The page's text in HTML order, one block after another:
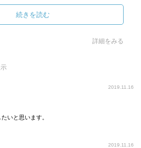
のすべての回が閲覧可能です。
刊大極宮」のうち、2001年2月20日か
にアップされたものを編集して出版し
日分として大沢、宮部、京極それぞれ
後、続いて2001年2月27日分として再
という掲載順になっていますが、これ
してそれぞれを日付順に並べ替えるな
ること、そしてところどころに大沢、
ッコミが入っていることなどの追加や
基本的に今でもネット上で読めるもの
続きを読む
詳細をみる
2019.11.16
いと思います。
2019.11.16